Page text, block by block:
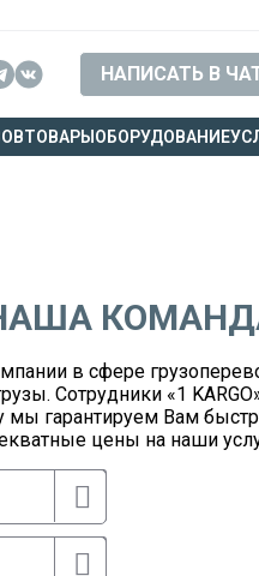
НАПИСАТЬ В
ТОВАРЫ ОБОРУДОВАНИЕ
в сфере
Сотрудники «1
мы гарантируем Вам
цены на наши